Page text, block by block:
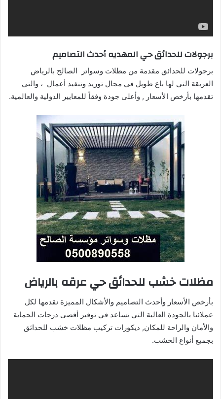
برجولات للحدائق حي المهديه أحدث التصاميم
برجولات للحدائق مقدمة من مظلات وسواتر الصالح بالرياض
العريقة التي لها باع طويل في مجال توريد وتنفيذ أعمال ، والتي
تقدمها بأرخص الأسعار , وأعلى جودة وفقاً للمعايير الدولية والعالمية.
مظلات خشب للحدائق حي عرقه بالرياض
بأرخص الأسعار وأحدث التصاميم والأشكال المميزة نقدمها لكل
عملائنا بالجودة العالية التي تساعد في توفير أقصى درجات الحماية
والأمان والراحة للمكان, ديكورات تركيب مظلات خشب للحدائق
بجميع أنواع الخشب.